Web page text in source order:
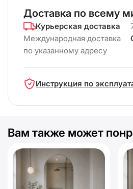
Доставка по всему
Курьерская доставка
Международная доставка
по указанному адресу
Инструкция по
Вам также может